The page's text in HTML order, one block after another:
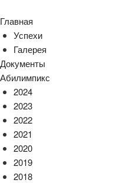
Главная
Успехи
Галерея
Документы
Абилимпикс
2024
2023
2022
2021
2020
2019
2018